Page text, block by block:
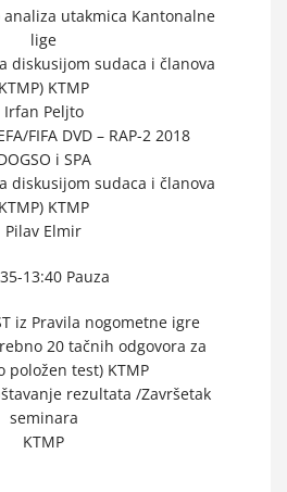
analiza utakmica Kantonalne
lige
diskusijom sudaca i članova
KTMP) KTMP
Irfan Peljto
FIFA DVD – RAP-2 2018
i SPA
diskusijom sudaca i članova
KTMP) KTMP
Pilav Elmir
13:40 Pauza
iz Pravila nogometne igre
20 tačnih odgovora za
položen test) KTMP
rezultata /Završetak
seminara
KTMP